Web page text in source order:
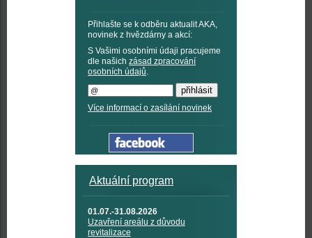
Přihlašte se k odběru aktualit AKA,
novinek z hvězdárny a akcí:
S Vašimi osobními údaji pracujeme
dle našich zásad zpracování
osobních údajů.
Více informací o zasílání novinek
Aktuální program
01.07.-31.08.2026
Uzavření areálu z důvodu
revitalizace